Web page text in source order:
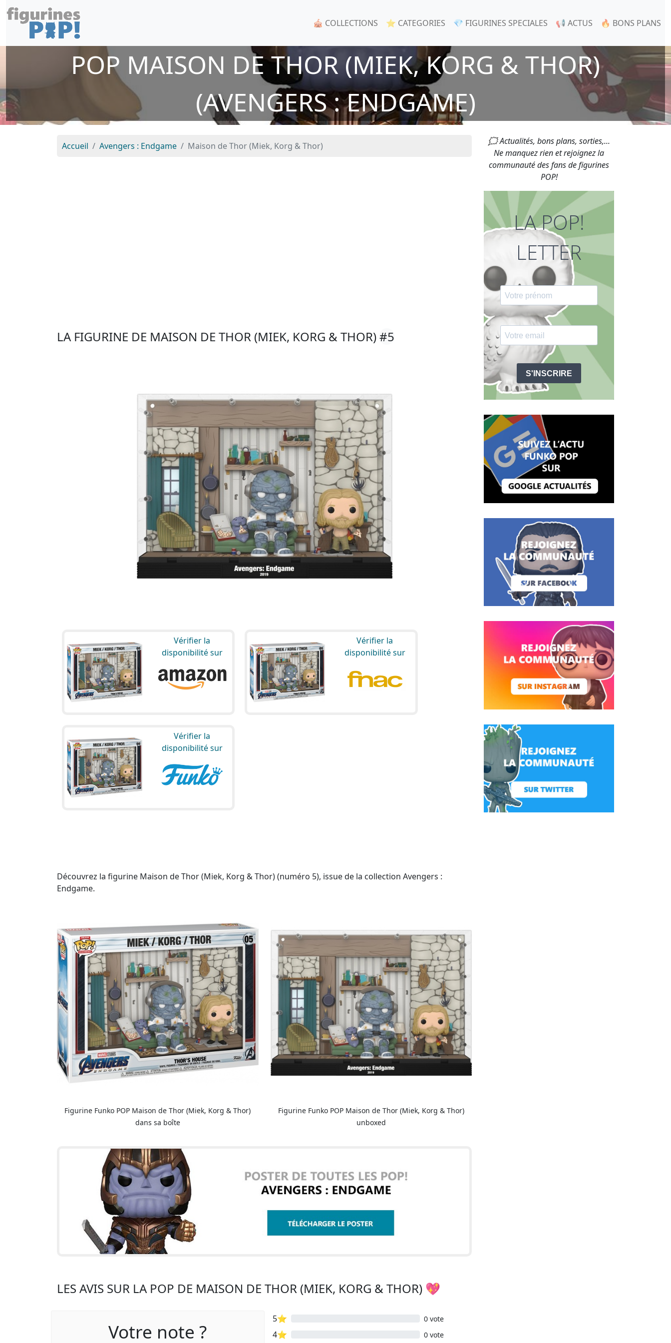
🎪 COLLECTIONS ⭐ CATEGORIES 💎 FIGURINES SPECIALES 📢 ACTUS 🔥 BONS PLANS
POP MAISON DE THOR (MIEK, KORG & THOR)
(AVENGERS : ENDGAME)
Accueil Avengers : Endgame Maison de Thor (Miek, Korg & Thor)
LA FIGURINE DE MAISON DE THOR (MIEK, KORG & THOR)#5
Vérifier la
disponibilité sur
Vérifier la
disponibilité sur
Vérifier la
disponibilité sur
Découvrez la figurine Maison de Thor (Miek, Korg & Thor) (numéro 5), issue de la collection Avengers :
Endgame.
Figurine Funko POP Maison de Thor (Miek, Korg & Thor)
dans sa boîte
Figurine Funko POP Maison de Thor (Miek, Korg & Thor)
unboxed
LES AVIS SUR LA POP DE MAISON DE THOR (MIEK, KORG & THOR) 💖
Votre note ?
5⭐ 0 vote
4⭐ 0 vote
🗯 Actualités, bons plans, sorties,...
Ne manquez rien et rejoignez la
communauté des fans de figurines
POP!
LA POP!
LETTER
S'INSCRIRE